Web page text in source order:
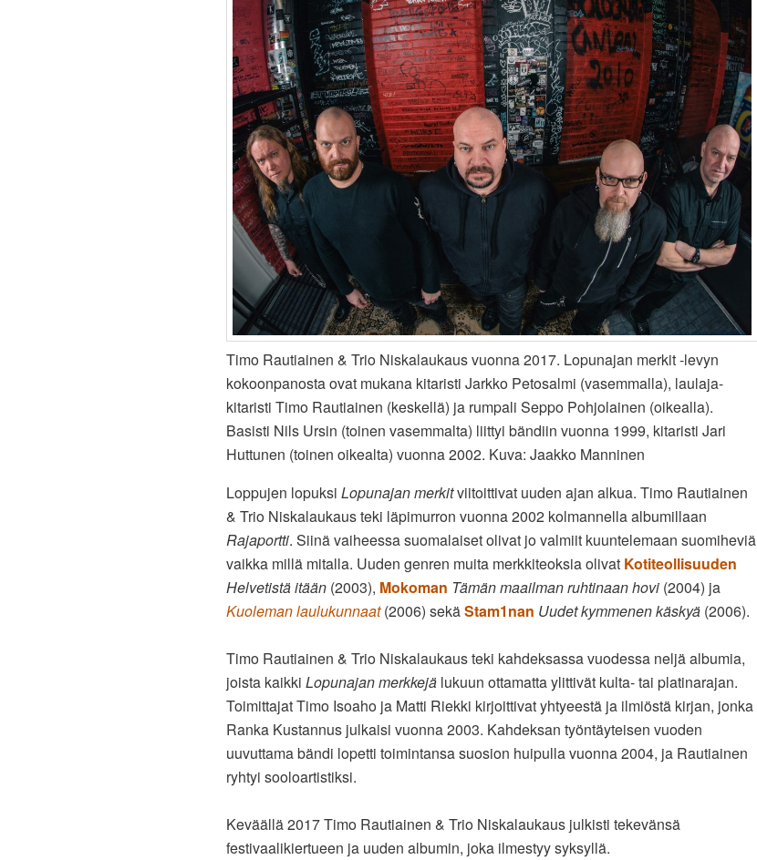
Timo Rautiainen & Trio Niskalaukaus vuonna 2017. Lopunajan merkit -levyn
kokoonpanosta ovat mukana kitaristi Jarkko Petosalmi (vasemmalla), laulaja-
kitaristi Timo Rautiainen (keskellä) ja rumpali Seppo Pohjolainen (oikealla).
Basisti Nils Ursin (toinen vasemmalta) liittyi bändiin vuonna 1999, kitaristi Jari
Huttunen (toinen oikealta) vuonna 2002. Kuva: Jaakko Manninen
Loppujen lopuksi Lopunajan merkitviitoittivat uuden ajan alkua. Timo Rautiainen
& Trio Niskalaukaus teki läpimurron vuonna 2002 kolmannella albumillaan
Rajaportti. Siinä vaiheessa suomalaiset olivat jo valmiit kuuntelemaan suomiheviä
vaikka millä mitalla. Uuden genren muita merkkiteoksia olivat Kotiteollisuuden
Helvetistä itään (2003), Mokoman Tämän maailman ruhtinaan hovi (2004) ja
Kuoleman laulukunnaat(2006) sekäStam1nan Uudet kymmenen käskyä (2006).
Timo Rautiainen & Trio Niskalaukaus teki kahdeksassa vuodessa neljä albumia,
joista kaikki Lopunajan merkkejä lukuun ottamatta ylittivät kulta- tai platinarajan.
Toimittajat Timo Isoaho ja Matti Riekki kirjoittivat yhtyeestä ja ilmiöstä kirjan, jonka
Ranka Kustannus julkaisi vuonna 2003. Kahdeksan työntäyteisen vuoden
uuvuttama bändi lopetti toimintansa suosion huipulla vuonna 2004, ja Rautiainen
ryhtyi sooloartistiksi.
Keväällä 2017 Timo Rautiainen & Trio Niskalaukaus julkisti tekevänsä
festivaalikiertueen ja uuden albumin, joka ilmestyy syksyllä.